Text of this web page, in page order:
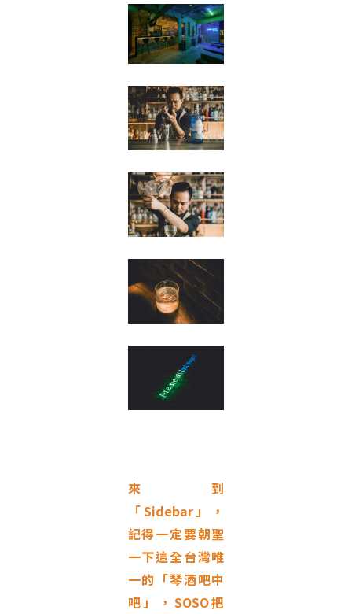
來到
「Sidebar」，
記得一定要朝聖
一下這全台灣唯
一的「琴酒吧中
吧」，SOSO把